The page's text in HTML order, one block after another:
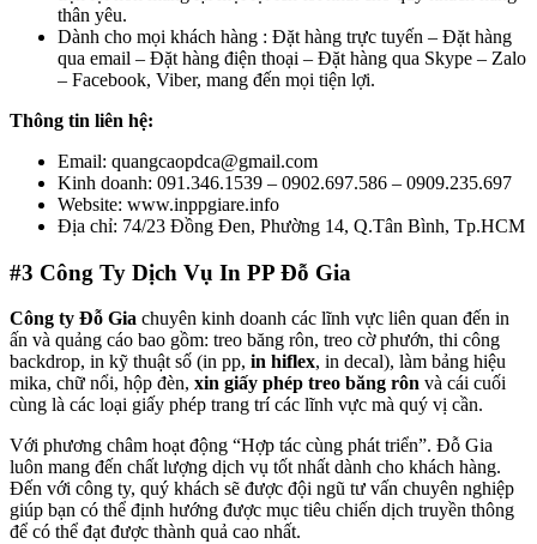
thân yêu.
Dành cho mọi khách hàng : Đặt hàng trực tuyến – Đặt hàng
qua email – Đặt hàng điện thoại – Đặt hàng qua Skype – Zalo
– Facebook, Viber, mang đến mọi tiện lợi.
Thông tin liên hệ:
Email: quangcaopdca@gmail.com
Kinh doanh: 091.346.1539 – 0902.697.586 – 0909.235.697
Website: www.inppgiare.info
Địa chỉ: 74/23 Đồng Đen, Phường 14, Q.Tân Bình, Tp.HCM
#3 Công Ty Dịch Vụ In PP Đỗ Gia
Công ty Đỗ Gia chuyên kinh doanh các lĩnh vực liên quan đến in
ấn và quảng cáo bao gồm: treo băng rôn, treo cờ phướn, thi công
backdrop, in kỹ thuật số (in pp, in hiflex, in decal), làm bảng hiệu
mika, chữ nổi, hộp đèn, xin giấy phép treo băng rôn và cái cuối
cùng là các loại giấy phép trang trí các lĩnh vực mà quý vị cần.
Với phương châm hoạt động “Hợp tác cùng phát triển”. Đỗ Gia
luôn mang đến chất lượng dịch vụ tốt nhất dành cho khách hàng.
Đến với công ty, quý khách sẽ được đội ngũ tư vấn chuyên nghiệp
giúp bạn có thể định hướng được mục tiêu chiến dịch truyền thông
để có thể đạt được thành quả cao nhất.